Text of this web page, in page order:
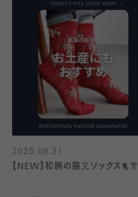
2025.08.31
【NEW】和柄の猫又ソックス🐈👘